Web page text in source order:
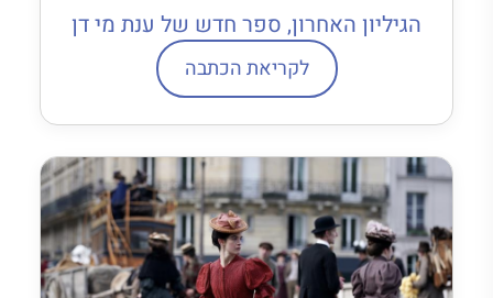
הגיליון האחרון, ספר חדש של ענת מי דן
לקריאת הכתבה